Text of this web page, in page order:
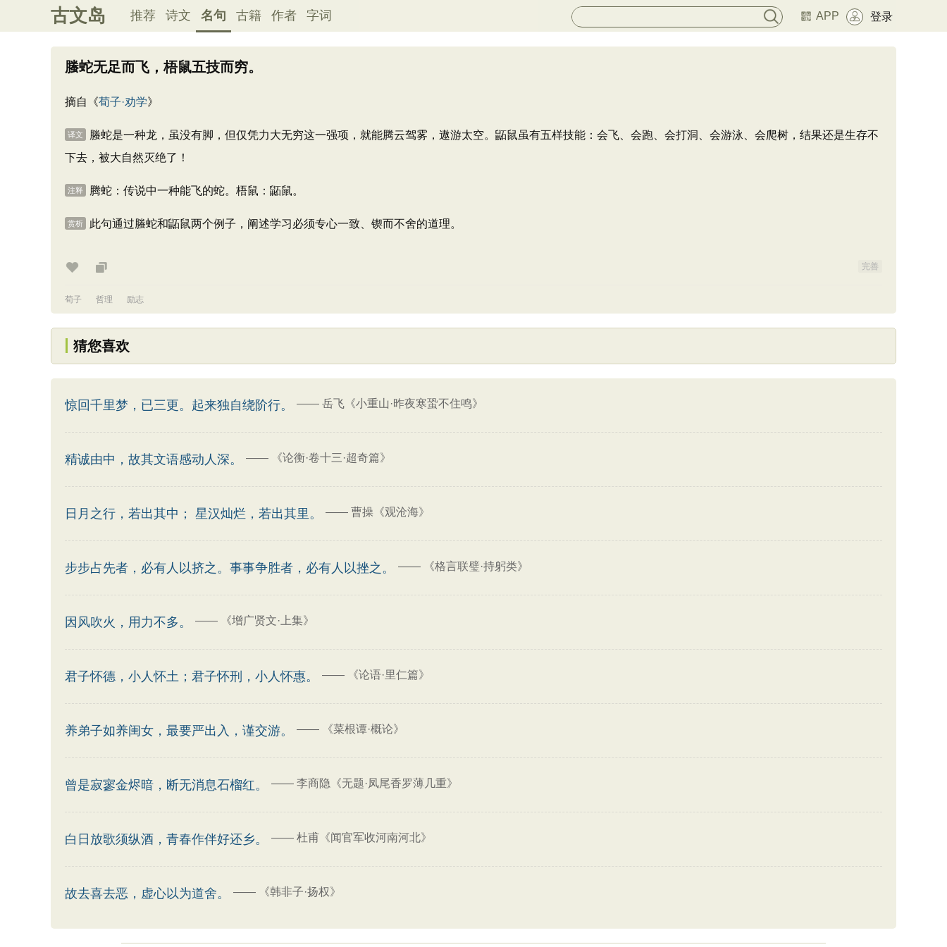
古文岛 推荐 诗文 名句 古籍 作者 字词 APP 登录
螣蛇无足而飞，梧鼠五技而穷。
摘自《荀子·劝学》
译文
螣蛇是一种龙，虽没有脚，但仅凭力大无穷这一强项，就能腾云驾雾，遨游太空。鼫鼠虽有五样技能：会飞、会跑、会打洞、会游泳、会爬树，结果还是生存不
下去，被大自然灭绝了！
注释 腾蛇：传说中一种能飞的蛇。梧鼠：鼫鼠。
赏析 此句通过螣蛇和鼫鼠两个例子，阐述学习必须专心一致、锲而不舍的道理。
完善
荀子 哲理 励志
猜您喜欢
惊回千里梦，已三更。起来独自绕阶行。 —— 岳飞《小重山·昨夜寒蛩不住鸣》
精诚由中，故其文语感动人深。 —— 《论衡·卷十三·超奇篇》
日月之行，若出其中； 星汉灿烂，若出其里。 —— 曹操《观沧海》
步步占先者，必有人以挤之。事事争胜者，必有人以挫之。 —— 《格言联璧·持躬类》
因风吹火，用力不多。 —— 《增广贤文·上集》
君子怀德，小人怀土；君子怀刑，小人怀惠。 —— 《论语·里仁篇》
养弟子如养闺女，最要严出入，谨交游。 —— 《菜根谭·概论》
曾是寂寥金烬暗，断无消息石榴红。 —— 李商隐《无题·凤尾香罗薄几重》
白日放歌须纵酒，青春作伴好还乡。 —— 杜甫《闻官军收河南河北》
故去喜去恶，虚心以为道舍。 —— 《韩非子·扬权》